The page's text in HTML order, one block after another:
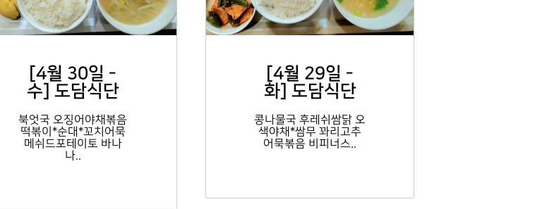
[4월 30일 -
수] 도담식단
북엇국 오징어야채볶음
떡볶이*순대*꼬치어묵
메쉬드포테이토 바나
나..
[4월 29일 -
화] 도담식단
콩나물국 후레쉬쌈닭 오
색야채*쌈무 꽈리고추
어묵볶음 비피너스..